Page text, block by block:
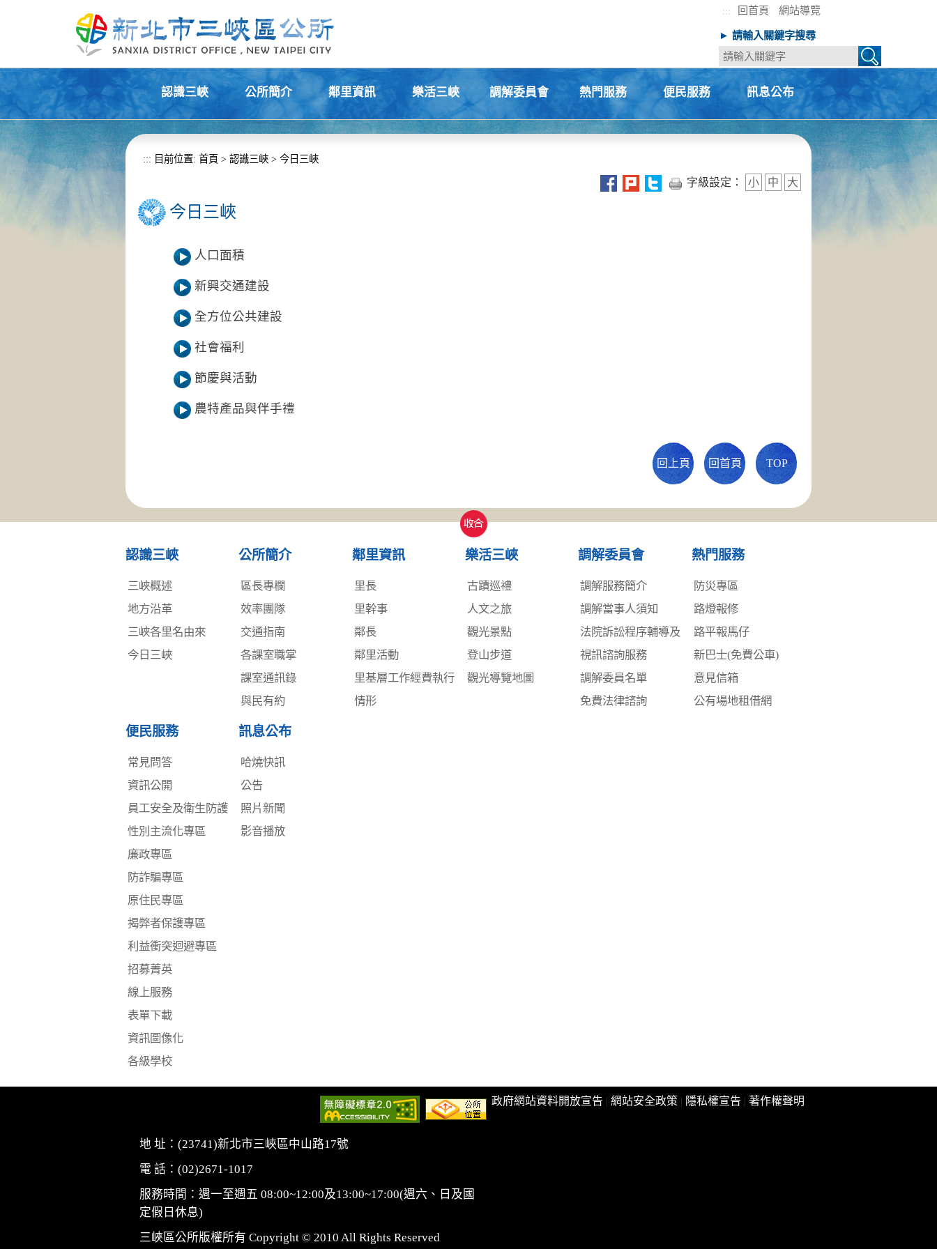
::: 回首頁 網站導覽
► 請輸入關鍵字搜尋
認識三峽
公所簡介
鄰里資訊
+
樂活三峽
調解委員會
熱門服務
便民服務
+
訊息公布
::: 目前位置: 首頁 > 認識三峽 > 今日三峽
字級設定： 小 中 大
今日三峽
人口面積
新興交通建設
全方位公共建設
社會福利
節慶與活動
農特產品與伴手禮
回上頁 回首頁 TOP
收合
認識三峽
三峽概述
地方沿革
三峽各里名由來
今日三峽
公所簡介
區長專欄
效率團隊
交通指南
各課室職掌
課室通訊錄
與民有約
鄰里資訊
里長
里幹事
鄰長
鄰里活動
里基層工作經費執行
情形
樂活三峽
古蹟巡禮
人文之旅
觀光景點
登山步道
觀光導覽地圖
調解委員會
調解服務簡介
調解當事人須知
法院訴訟程序輔導及
視訊諮詢服務
調解委員名單
免費法律諮詢
熱門服務
防災專區
路燈報修
路平報馬仔
新巴士(免費公車)
意見信箱
公有場地租借網
便民服務
常見問答
資訊公開
員工安全及衛生防護
性別主流化專區
廉政專區
防詐騙專區
原住民專區
揭弊者保護專區
利益衝突迴避專區
招募菁英
線上服務
表單下載
資訊圖像化
各級學校
訊息公布
哈燒快訊
公告
照片新聞
影音播放
政府網站資料開放宣告 | 網站安全政策 | 隱私權宣告 | 著作權聲明
地 址：(23741)新北市三峽區中山路17號
電 話：(02)2671-1017
服務時間：週一至週五 08:00~12:00及13:00~17:00(週六、日及國
定假日休息)
三峽區公所版權所有 Copyright © 2010 All Rights Reserved